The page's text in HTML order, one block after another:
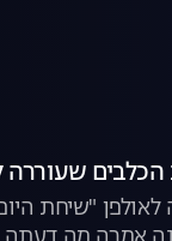
הכלבים שעוררה
"שיחת